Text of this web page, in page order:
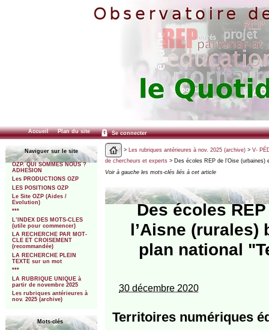
Accueil Plan du site Se connecter
Naviguer sur le site
OZP. QUI SOMMES NOUS ?
ADHESION
Les PRODUCTIONS OZP
LES POSITIONS OZP
Le Site OZP (Aides /
Evolution)
***
L’INDEX DES MOTS-CLES
(utile pour commencer)
LA RECHERCHE PAR MOT-
CLE ET CROISEMENT
(recommandée)
LA RECHERCHE PLEIN
TEXTE sur un mot
***
LA RUBRIQUE UNIQUE à
partir de novembre 2025
Les rubriques antérieures à
nov. 2025 (archive)
Mots-clés
> Les rubriques antérieures à nov. 2025 (archive)> V-
de chercheurs et experts> Des écoles REP de l’Oise (urbaines)
Voir à gauche les mots-clés liés à cet article
Des écoles
l’Aisne
plan national
30 décembre 2020
Territoires numériques